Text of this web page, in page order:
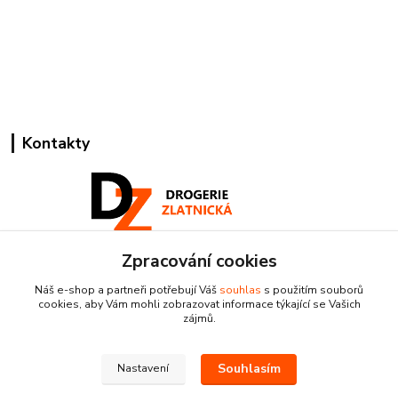
Kontakty
Pracovní doba:
+420 224 818 812
Po-Pá: 8:00-18:00 hod.
Zpracování cookies
Náš e-shop a partneři potřebují Váš souhlas s použitím souborů
cookies, aby Vám mohli zobrazovat informace týkající se Vašich
zájmů.
Nastavení Souhlasím